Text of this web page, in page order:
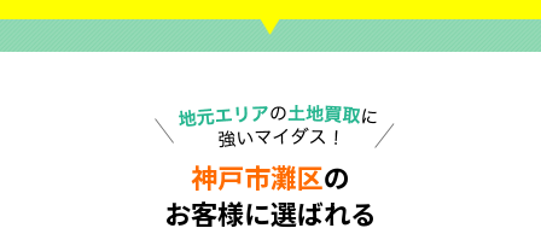
神戸市灘区の
お客様に選ばれる